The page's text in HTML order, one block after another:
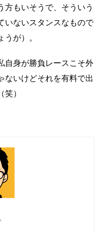
方もいそうで、そういう
いないスタンスなもので
うが）。
自身が勝負レースこそ外
ないけどそれを有料で出
）